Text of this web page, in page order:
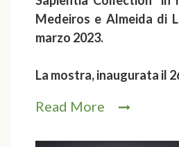
Medeiros e Almeida di
marzo 2023.
La mostra, inaugurata il
Read More